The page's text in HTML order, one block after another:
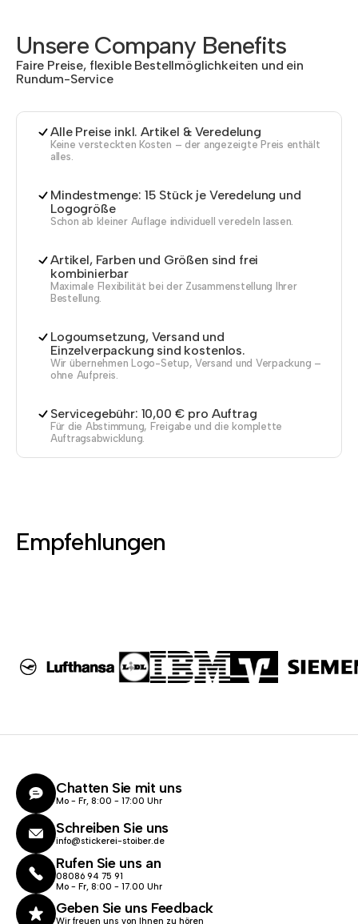
Unsere Company Benefits
Faire Preise, flexible Bestellmöglichkeiten und ein
Rundum-Service
Alle Preise inkl. Artikel & Veredelung
Keine versteckten Kosten – der angezeigte Preis enthält
alles.
Mindestmenge: 15 Stück je Veredelung und
Logogröße
Schon ab kleiner Auflage individuell veredeln lassen.
Artikel, Farben und Größen sind frei
kombinierbar
Maximale Flexibilität bei der Zusammenstellung Ihrer
Bestellung.
Logoumsetzung, Versand und
Einzelverpackung sind kostenlos.
Wir übernehmen Logo-Setup, Versand und Verpackung –
ohne Aufpreis.
Servicegebühr: 10,00 € pro Auftrag
Für die Abstimmung, Freigabe und die komplette
Auftragsabwicklung.
Empfehlungen
Chatten Sie mit uns
Mo - Fr, 8:00 - 17:00 Uhr
Schreiben Sie uns
info@stickerei-stoiber.de
Rufen Sie uns an
08086 94 75 91
Mo - Fr, 8:00 - 17.00 Uhr
Geben Sie uns Feedback
Wir freuen uns von Ihnen zu hören